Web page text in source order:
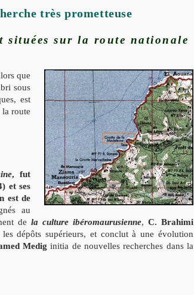
très prometteuse
situées sur la route nationale
que
sous
est
route
, fut
et ses
est de
au
de la culture ibéromaurusienne, C. Brahimi
dépôts supérieurs, et conclut à une évolution
Medig initia de nouvelles recherches dans la